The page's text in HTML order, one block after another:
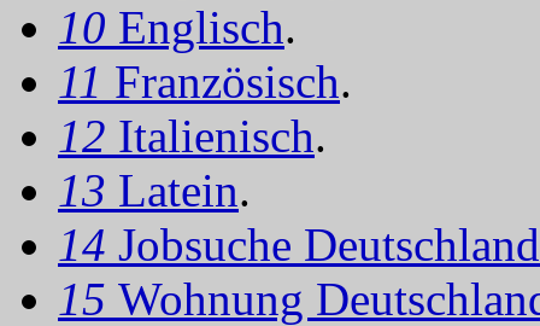
10 Englisch.
11 Französisch.
12 Italienisch.
13 Latein.
14 Jobsuche Deutschland
15 Wohnung